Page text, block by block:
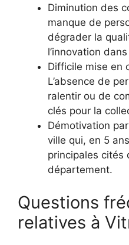
Diminution des
manque de
dégrader la
l’innovation
Difficile mise en
L’absence de
ralentir ou de
clés pour la
Démotivation
ville qui, en 5
principales cités
département.
Questions
relatives à